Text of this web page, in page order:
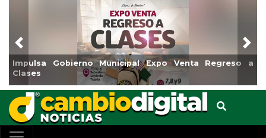
Impulsa Gobierno Municipal Expo Venta Regreso a
Clases
Previous